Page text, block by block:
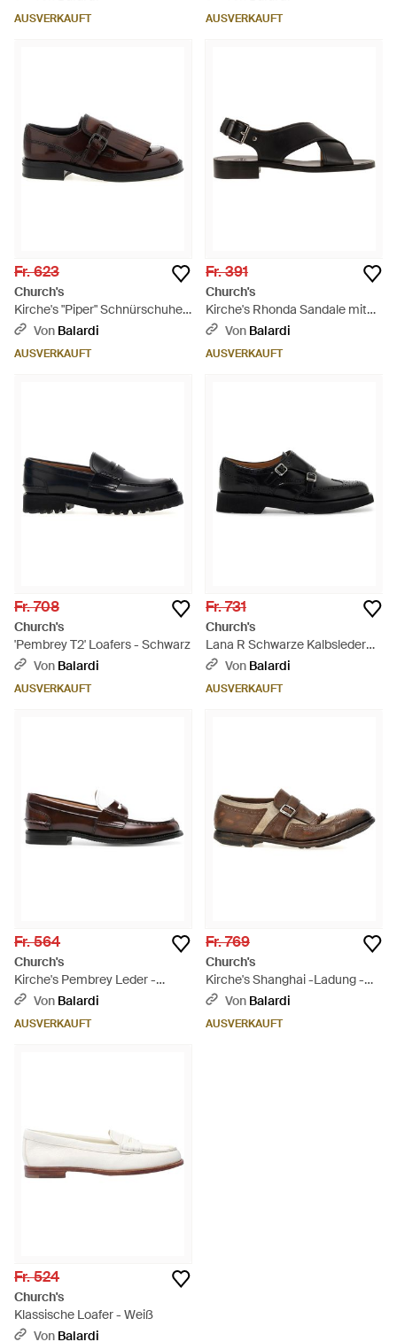
AUSVERKAUFT AUSVERKAUFT
Fr. 623
Church's
Kirche's "Piper" Schnürschuhe -
Braun
Von Balardi
AUSVERKAUFT
Fr. 391
Church's
Kirche's Rhonda Sandale mit
Riemen - Schwarz
Von Balardi
AUSVERKAUFT
Fr. 708
Church's
'Pembrey T2' Loafers - Schwarz
Von Balardi
AUSVERKAUFT
Fr. 731
Church's
Lana R Schwarze Kalbsleder
Derbys - Schwarz
Von Balardi
AUSVERKAUFT
Fr. 564
Church's
Kirche's Pembrey Leder -
Slipper - Braun
Von Balardi
AUSVERKAUFT
Fr. 769
Church's
Kirche's Shanghai -Ladung -
Braun
Von Balardi
AUSVERKAUFT
Fr. 524
Church's
Klassische Loafer - Weiß
Von Balardi